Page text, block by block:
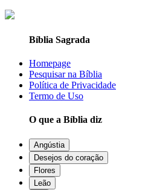
Bíblia Sagrada
Homepage
Pesquisar na Bíblia
Política de Privacidade
Termo de Uso
O que a Bíblia diz
Angústia
Desejos do coração
Flores
Leão